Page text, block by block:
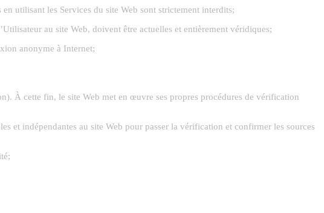
utilisant les Services du site Web sont strictement interdits;
au site Web, doivent être actuelles et entièrement véridiques;
anonyme à Internet;
À cette fin, le site Web met en œuvre ses propres procédures de vérification
et indépendantes au site Web pour passer la vérification et confirmer les sources